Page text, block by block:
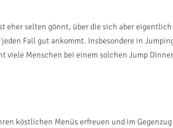
eher selten gönnt, über die sich aber
Fall gut ankommt. Insbesondere in
Menschen bei einem solchen Jump
köstlichen Menüs erfreuen und im